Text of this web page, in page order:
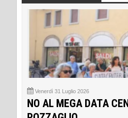
Venerdì 31 Luglio 2026
NO AL MEGA DATA